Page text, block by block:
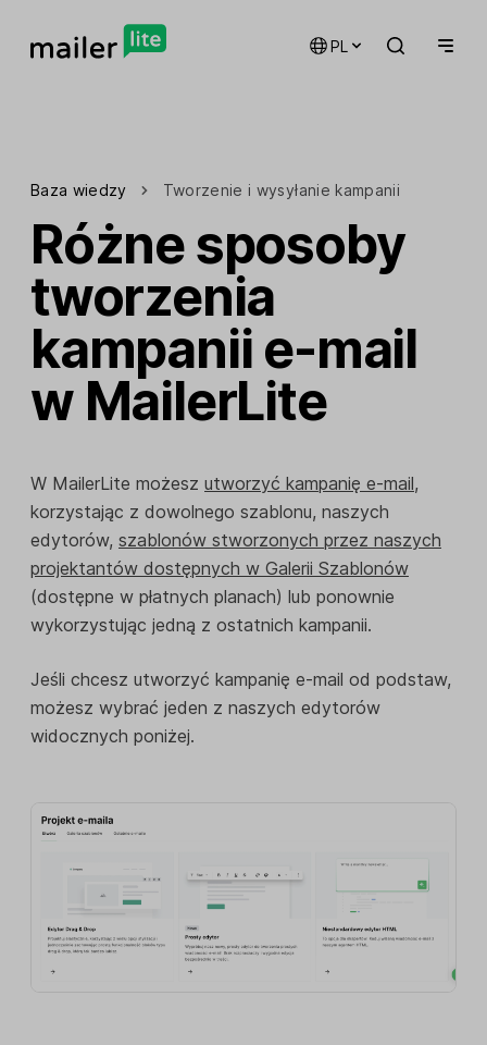
PL
Baza wiedzy Tworzenie i wysyłanie kampanii
Różne sposoby
tworzenia
kampanii e-mail
w MailerLite
W MailerLite możesz utworzyć kampanię e-mail,
korzystając z dowolnego szablonu, naszych
edytorów, szablonów stworzonych przez naszych
projektantów dostępnych w Galerii Szablonów
(dostępne w płatnych planach) lub ponownie
wykorzystując jedną z ostatnich kampanii.
Jeśli chcesz utworzyć kampanię e-mail od podstaw,
możesz wybrać jeden z naszych edytorów
widocznych poniżej.